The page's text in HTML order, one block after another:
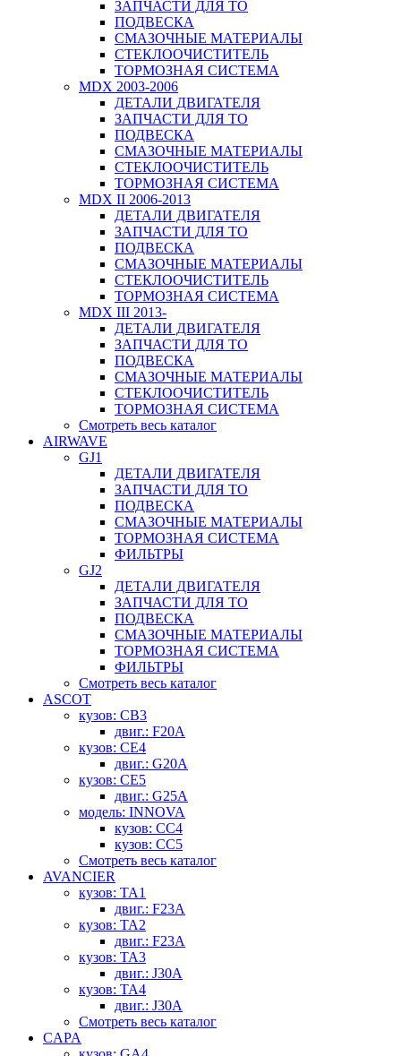
ЗАПЧАСТИ ДЛЯ ТО
ПОДВЕСКА
СМАЗОЧНЫЕ МАТЕРИАЛЫ
СТЕКЛООЧИСТИТЕЛЬ
ТОРМОЗНАЯ СИСТЕМА
MDX 2003-2006
ДЕТАЛИ ДВИГАТЕЛЯ
ЗАПЧАСТИ ДЛЯ ТО
ПОДВЕСКА
СМАЗОЧНЫЕ МАТЕРИАЛЫ
СТЕКЛООЧИСТИТЕЛЬ
ТОРМОЗНАЯ СИСТЕМА
MDX II 2006-2013
ДЕТАЛИ ДВИГАТЕЛЯ
ЗАПЧАСТИ ДЛЯ ТО
ПОДВЕСКА
СМАЗОЧНЫЕ МАТЕРИАЛЫ
СТЕКЛООЧИСТИТЕЛЬ
ТОРМОЗНАЯ СИСТЕМА
MDX III 2013-
ДЕТАЛИ ДВИГАТЕЛЯ
ЗАПЧАСТИ ДЛЯ ТО
ПОДВЕСКА
СМАЗОЧНЫЕ МАТЕРИАЛЫ
СТЕКЛООЧИСТИТЕЛЬ
ТОРМОЗНАЯ СИСТЕМА
Смотреть весь каталог
AIRWAVE
GJ1
ДЕТАЛИ ДВИГАТЕЛЯ
ЗАПЧАСТИ ДЛЯ ТО
ПОДВЕСКА
СМАЗОЧНЫЕ МАТЕРИАЛЫ
ТОРМОЗНАЯ СИСТЕМА
ФИЛЬТРЫ
GJ2
ДЕТАЛИ ДВИГАТЕЛЯ
ЗАПЧАСТИ ДЛЯ ТО
ПОДВЕСКА
СМАЗОЧНЫЕ МАТЕРИАЛЫ
ТОРМОЗНАЯ СИСТЕМА
ФИЛЬТРЫ
Смотреть весь каталог
ASCOT
кузов: CB3
двиг.: F20A
кузов: CE4
двиг.: G20A
кузов: CE5
двиг.: G25A
модель: INNOVA
кузов: CC4
кузов: CC5
Смотреть весь каталог
AVANCIER
кузов: TA1
двиг.: F23A
кузов: TA2
двиг.: F23A
кузов: TA3
двиг.: J30A
кузов: TA4
двиг.: J30A
Смотреть весь каталог
CAPA